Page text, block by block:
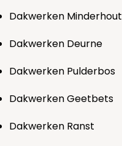
Dakwerken Minderhout
Dakwerken Deurne
Dakwerken Pulderbos
Dakwerken Geetbets
Dakwerken Ranst